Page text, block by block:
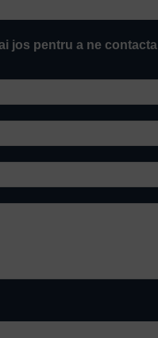
jos pentru a ne contacta